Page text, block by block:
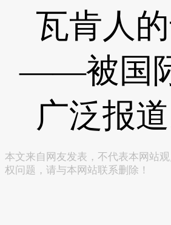
瓦肯人
——被国
广泛报
本文来自网友发表，不代表本网站
权问题，请与本网站联系删除！